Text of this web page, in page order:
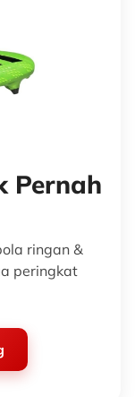
Pernah
ringan &
peringkat